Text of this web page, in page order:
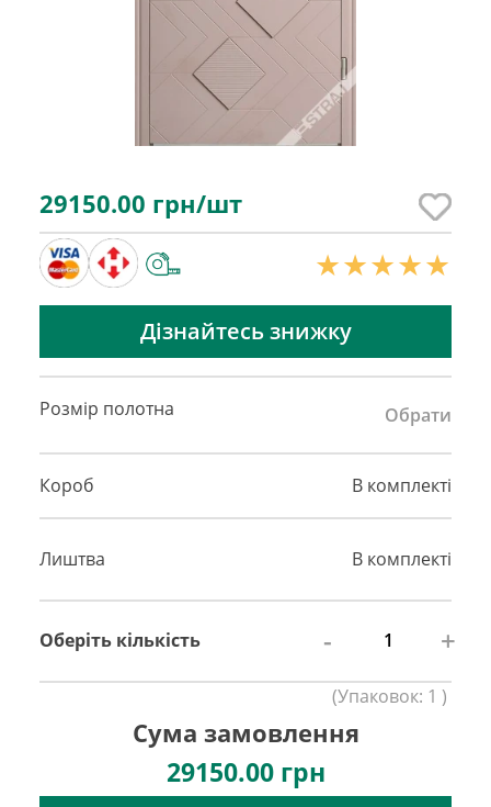
29150.00 грн/шт
Дізнайтесь знижку
Розмір полотна Обрати
Короб В комплекті
Лиштва В комплекті
Оберіть кількість - +
(Упаковок: 1 )
Сума замовлення
29150.00грн